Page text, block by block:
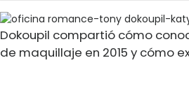
Dokoupil compartió cómo
de maquillaje en 2015 y cómo